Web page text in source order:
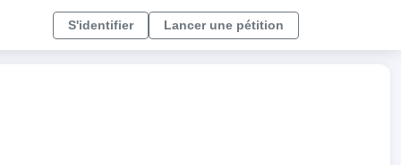
S'identifier Lancer une pétition